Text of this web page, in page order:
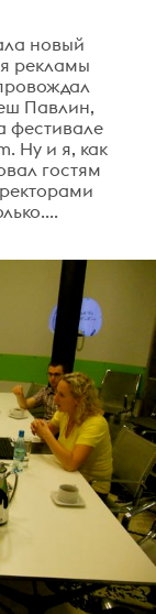
новый
рекламы
Павлин,
фестивале
Ну и я, как
гостям